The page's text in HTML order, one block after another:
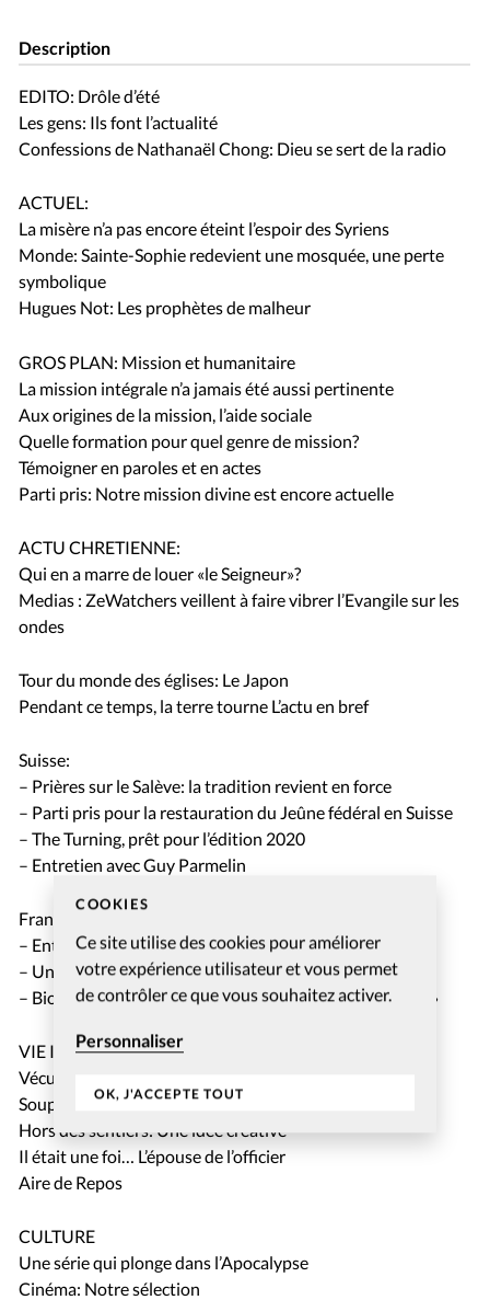
COOKIES
Ce site utilise des cookies pour améliorer
votre expérience utilisateur et vous permet
de contrôler ce que vous souhaitez activer.
Personnaliser
OK, J'ACCEPTE TOUT
Description
EDITO: Drôle d’été
Les gens: Ils font l’actualité
Confessions de Nathanaël Chong: Dieu se sert de la radio
ACTUEL:
La misère n’a pas encore éteint l’espoir des Syriens
Monde: Sainte-Sophie redevient une mosquée, une perte
symbolique
Hugues Not: Les prophètes de malheur
GROS PLAN: Mission et humanitaire
La mission intégrale n’a jamais été aussi pertinente
Aux origines de la mission, l’aide sociale
Quelle formation pour quel genre de mission?
Témoigner en paroles et en actes
Parti pris: Notre mission divine est encore actuelle
ACTU CHRETIENNE:
Qui en a marre de louer «le Seigneur»?
Medias : ZeWatchers veillent à faire vibrer l’Evangile sur les
ondes
Tour du monde des églises: Le Japon
Pendant ce temps, la terre tourne L’actu en bref
Suisse:
– Prières sur le Salève: la tradition revient en force
– Parti pris pour la restauration du Jeûne fédéral en Suisse
– The Turning, prêt pour l’édition 2020
– Entretien avec Guy Parmelin
France:
– Entretien avec Joëlle Razanajohary
– Une passion pour les âmes perdues
– Bioéthique: Le CPDH dénonce «une vision mercantile»
VIE INTERIEURE: La louange dans la souffrance
Vécu: Un enfant de 11 ans lui présente Jésus
Soupirs: Pour des relations vivifiées
Hors des sentiers: Une idée créative
Il était une foi… L’épouse de l’officier
Aire de Repos
CULTURE
Une série qui plonge dans l’Apocalypse
Cinéma: Notre sélection